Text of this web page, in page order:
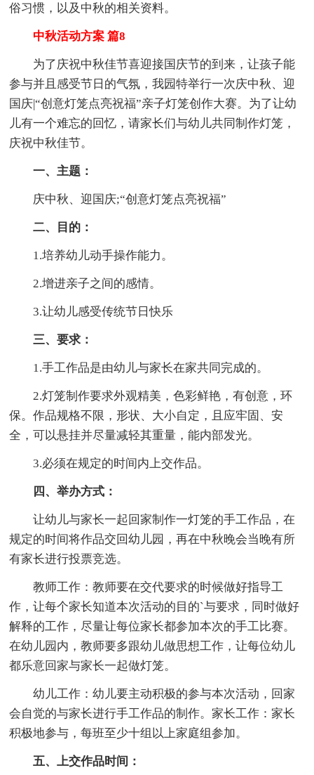
俗习惯，以及中秋的相关资料。
中秋活动方案 篇8
为了庆祝中秋佳节喜迎接国庆节的到来，让孩子能
参与并且感受节日的气氛，我园特举行一次庆中秋、迎
国庆|“创意灯笼点亮祝福”亲子灯笼创作大赛。为了让幼
儿有一个难忘的回忆，请家长们与幼儿共同制作灯笼，
庆祝中秋佳节。
一、主题：
庆中秋、迎国庆;“创意灯笼点亮祝福”
二、目的：
1.培养幼儿动手操作能力。
2.增进亲子之间的感情。
3.让幼儿感受传统节日快乐
三、要求：
1.手工作品是由幼儿与家长在家共同完成的。
2.灯笼制作要求外观精美，色彩鲜艳，有创意，环
保。作品规格不限，形状、大小自定，且应牢固、安
全，可以悬挂并尽量减轻其重量，能内部发光。
3.必须在规定的时间内上交作品。
四、举办方式：
让幼儿与家长一起回家制作一灯笼的手工作品，在
规定的时间将作品交回幼儿园，再在中秋晚会当晚有所
有家长进行投票竞选。
教师工作：教师要在交代要求的时候做好指导工
作，让每个家长知道本次活动的目的`与要求，同时做好
解释的工作，尽量让每位家长都参加本次的手工比赛。
在幼儿园内，教师要多跟幼儿做思想工作，让每位幼儿
都乐意回家与家长一起做灯笼。
幼儿工作：幼儿要主动积极的参与本次活动，回家
会自觉的与家长进行手工作品的制作。家长工作：家长
积极地参与，每班至少十组以上家庭组参加。
五、上交作品时间：